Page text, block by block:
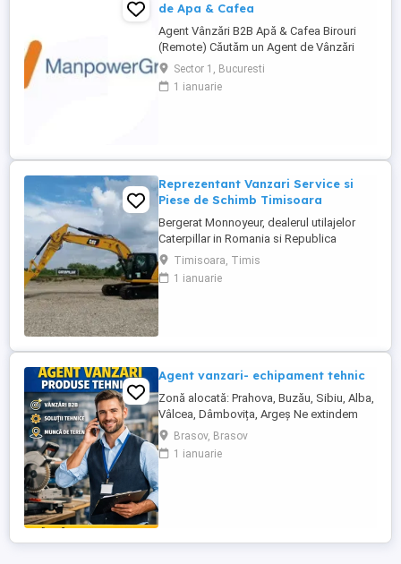
de Apa & Cafea
Agent Vânzări B2B Apă & Cafea Birouri
(Remote) Căutăm un Agent de Vânzări
B2B motivat, orientat spre rezultate, pentru
promovarea soluțiilor de apă și cafea
dedicate mediului office. Zonă
Sector 1, Bucuresti
1 ianuarie
Reprezentant Vanzari Service si
Piese de Schimb Timisoara
Bergerat Monnoyeur, dealerul utilajelor
Caterpillar in Romania si Republica
Moldova, angajeaza Reprezentant Vanzari
Service si Piese de Schimb, pentru divizia
de utilaje. Cerinte: Studii superioare în
Timisoara, Timis
1 ianuarie
Agent vanzari- echipament tehnic
Zonă alocată: Prahova, Buzău, Sibiu, Alba,
Vâlcea, Dâmbovița, Argeș Ne extindem
echipa de vânzări și căutăm un Agent
Vânzări Soluții Tehnice, orientat către
rezultate, cu experiență în vânzări B2B și
Brasov, Brasov
1 ianuarie